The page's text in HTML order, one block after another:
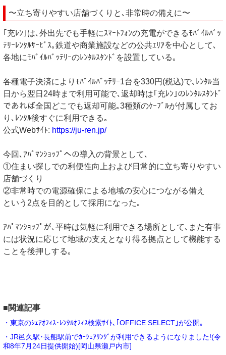
〜立ち寄りやすい店舗づくりと､非常時の備えに〜
｢充ﾚﾝ｣は､外出先でも手軽にｽﾏｰﾄﾌｫﾝの充電ができるﾓﾊﾞｲﾙﾊﾞｯ
ﾃﾘｰﾚﾝﾀﾙｻｰﾋﾞｽ｡鉄道や商業施設などの公共ｴﾘｱを中心として､
各地にﾓﾊﾞｲﾙﾊﾞｯﾃﾘｰのﾚﾝﾀﾙｽﾀﾝﾄﾞを設置している｡
各種電子決済によりﾓﾊﾞｲﾙﾊﾞｯﾃﾘｰ1台を330円(税込)で､ﾚﾝﾀﾙ当
日から翌日24時まで利用可能で､返却時は｢充ﾚﾝ｣のﾚﾝﾀﾙｽﾀﾝﾄﾞ
であれば全国どこでも返却可能｡3種類のｹｰﾌﾞﾙが付属してお
り､ﾚﾝﾀﾙ後すぐに利用できる｡
公式Webｻｲﾄ: https://ju-ren.jp/
今回､ｱﾊﾟﾏﾝｼｮｯﾌﾟへの導入の背景として､
①住まい探しでの利便性向上および日常的に立ち寄りやすい
店舗づくり
②非常時での電源確保による地域の安心につながる備え
という2点を目的として採用になった｡
ｱﾊﾟﾏﾝｼｮｯﾌﾟが､平時は気軽に利用できる場所として､また有事
には状況に応じて地域の支えとなり得る拠点として機能する
ことを後押しする｡
■関連記事
・東京のｼｪｱｵﾌｨｽ･ﾚﾝﾀﾙｵﾌｨｽ検索ｻｲﾄ､｢OFFICE SELECT｣が公開｡
・JR邑久駅･長船駅前でｶｰｼｪｱﾘﾝｸﾞが利用できるようになりました!(令
和8年7月24日提供開始)[岡山県瀬戸内市]